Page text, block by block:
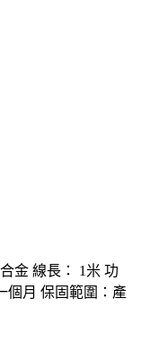
金 線長： 1米 功
個月 保固範圍：產